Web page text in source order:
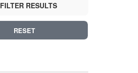
FILTER RESULTS
RESET